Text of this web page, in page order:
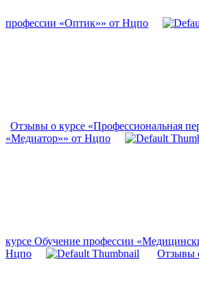
профессии «Оптик»» от Нцпо
Отзывы о курсе «Профессиональная
«Медиатор»» от Нцпо
курсе Обучение профессии
Нцпо
Отзывы